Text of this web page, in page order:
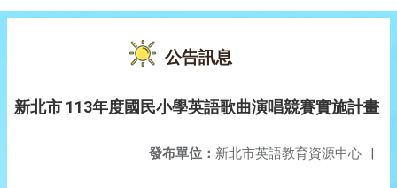
公告訊息
新北市 113年度國民小學英語歌曲演唱競賽實施計畫
發布單位： 新北市英語教育資源中心 |